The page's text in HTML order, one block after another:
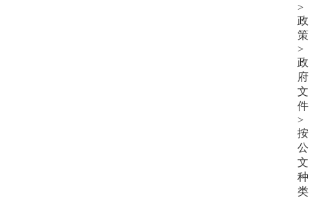
>
政
策
>
政
府
文
件
>
按
公
文
种
类